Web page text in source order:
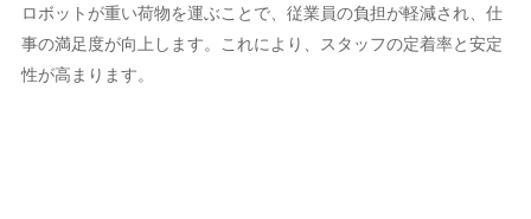
ロボットが重い荷物を運ぶことで、従業員の負担が軽減され、仕
事の満足度が向上します。これにより、スタッフの定着率と安定
性が高まります。